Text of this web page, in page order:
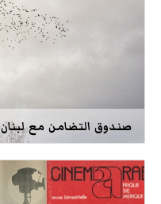
صندوق التضامن مع لبنان